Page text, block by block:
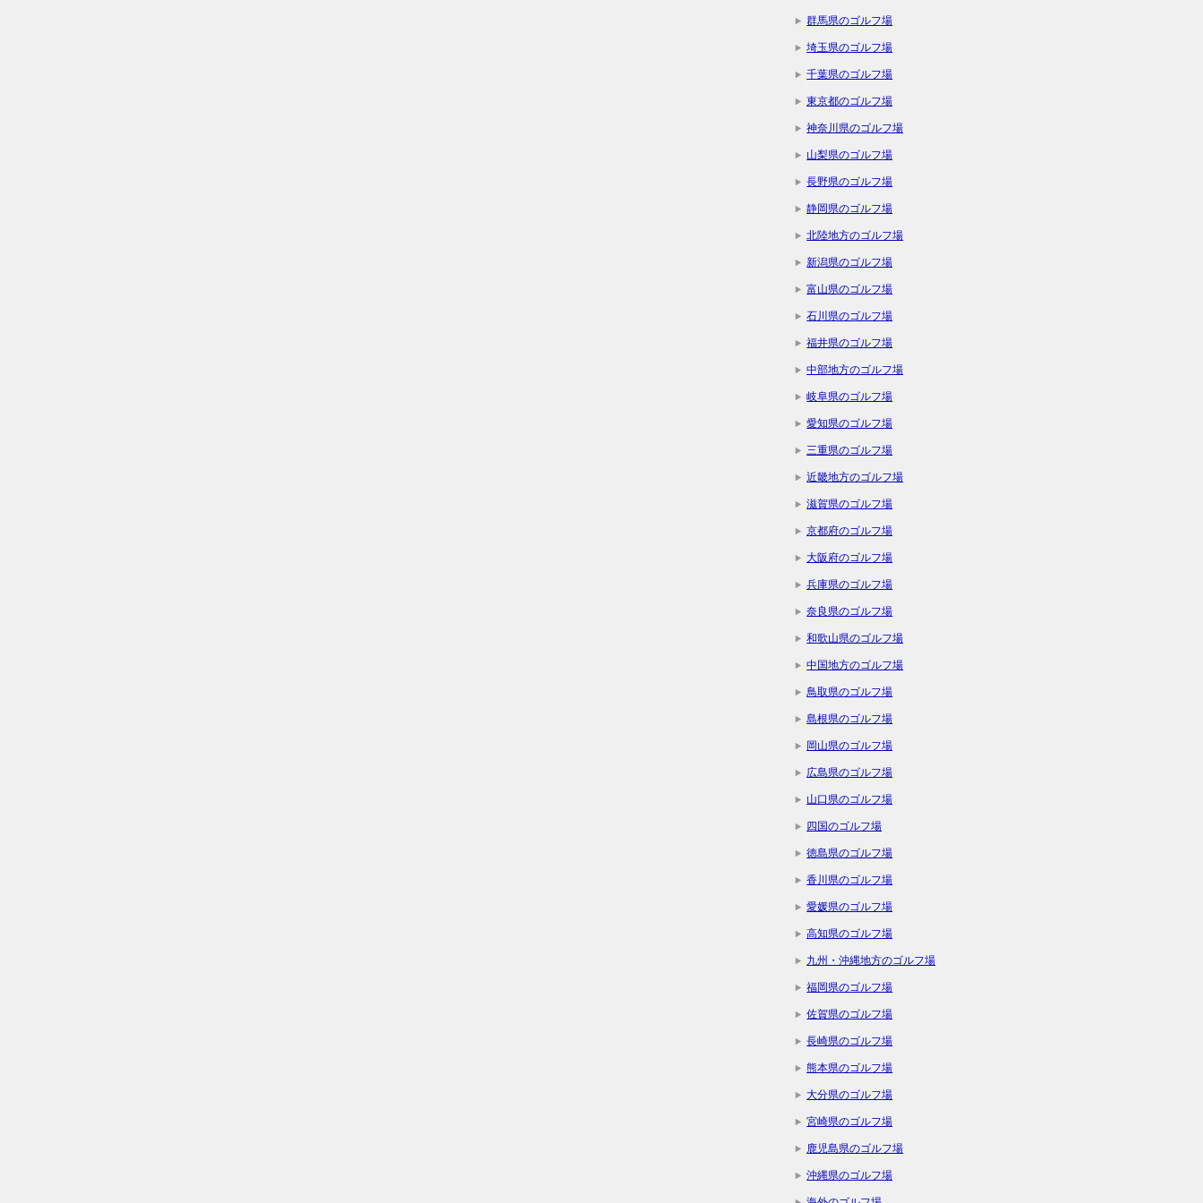
群馬県のゴルフ場
埼玉県のゴルフ場
千葉県のゴルフ場
東京都のゴルフ場
神奈川県のゴルフ場
山梨県のゴルフ場
長野県のゴルフ場
静岡県のゴルフ場
北陸地方のゴルフ場
新潟県のゴルフ場
富山県のゴルフ場
石川県のゴルフ場
福井県のゴルフ場
中部地方のゴルフ場
岐阜県のゴルフ場
愛知県のゴルフ場
三重県のゴルフ場
近畿地方のゴルフ場
滋賀県のゴルフ場
京都府のゴルフ場
大阪府のゴルフ場
兵庫県のゴルフ場
奈良県のゴルフ場
和歌山県のゴルフ場
中国地方のゴルフ場
鳥取県のゴルフ場
島根県のゴルフ場
岡山県のゴルフ場
広島県のゴルフ場
山口県のゴルフ場
四国のゴルフ場
徳島県のゴルフ場
香川県のゴルフ場
愛媛県のゴルフ場
高知県のゴルフ場
九州・沖縄地方のゴルフ場
福岡県のゴルフ場
佐賀県のゴルフ場
長崎県のゴルフ場
熊本県のゴルフ場
大分県のゴルフ場
宮崎県のゴルフ場
鹿児島県のゴルフ場
沖縄県のゴルフ場